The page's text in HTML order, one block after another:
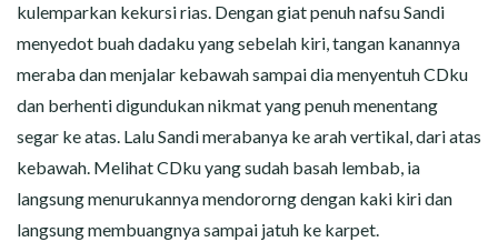
kulemparkan kekursi rias. Dengan giat penuh nafsu Sandi
menyedot buah dadaku yang sebelah kiri, tangan kanannya
meraba dan menjalar kebawah sampai dia menyentuh CDku
dan berhenti digundukan nikmat yang penuh menentang
segar ke atas. Lalu Sandi merabanya ke arah vertikal, dari atas
kebawah. Melihat CDku yang sudah basah lembab, ia
langsung menurukannya mendororng dengan kaki kiri dan
langsung membuangnya sampai jatuh ke karpet.